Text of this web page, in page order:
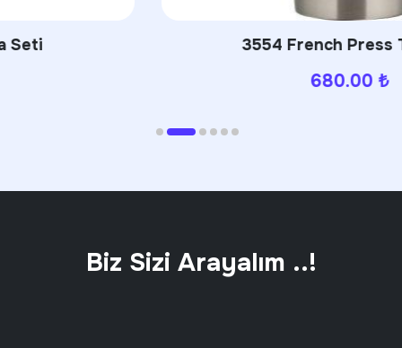
3554 French Press Termos
Biz Sizi Arayalım ..!